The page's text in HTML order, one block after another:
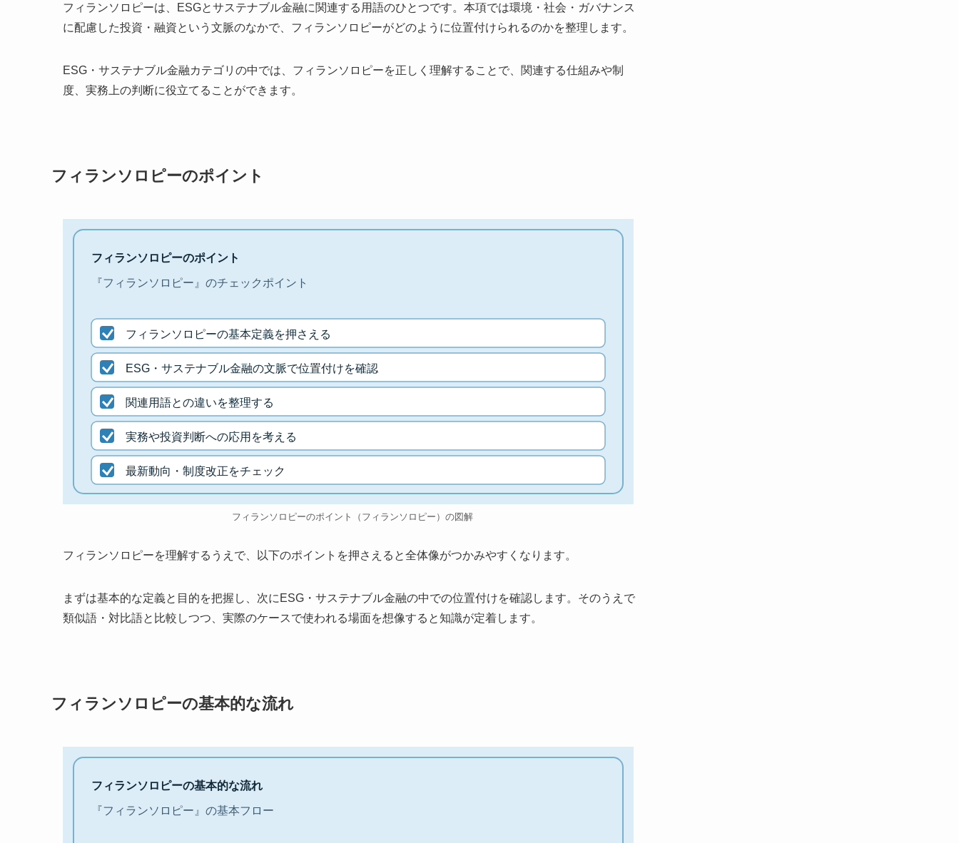
フィランソロピーは、ESGとサステナブル金融に関連する用語のひとつです。本項では環境・社会・ガバナンス
に配慮した投資・融資という文脈のなかで、フィランソロピーがどのように位置付けられるのかを整理します。
ESG・サステナブル金融カテゴリの中では、フィランソロピーを正しく理解することで、関連する仕組みや制
度、実務上の判断に役立てることができます。
フィランソロピーのポイント
フィランソロピーのポイント
『フィランソロピー』のチェックポイント
フィランソロピーの基本定義を押さえる
ESG・サステナブル金融の文脈で位置付けを確認
関連用語との違いを整理する
実務や投資判断への応用を考える
最新動向・制度改正をチェック
フィランソロピーのポイント（フィランソロピー）の図解
フィランソロピーを理解するうえで、以下のポイントを押さえると全体像がつかみやすくなります。
まずは基本的な定義と目的を把握し、次にESG・サステナブル金融の中での位置付けを確認します。そのうえで
類似語・対比語と比較しつつ、実際のケースで使われる場面を想像すると知識が定着します。
フィランソロピーの基本的な流れ
フィランソロピーの基本的な流れ
『フィランソロピー』の基本フロー